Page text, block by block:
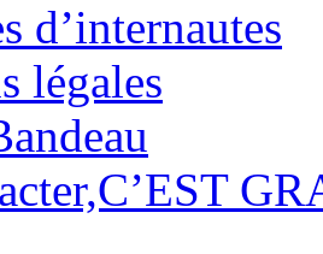
d’internautes
légales